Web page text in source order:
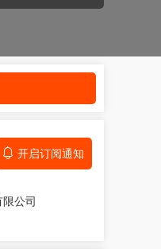
开启订阅通知
公司